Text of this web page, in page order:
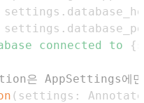
settings .
settings .
connected to {
은 AppSettings에만
( settings :